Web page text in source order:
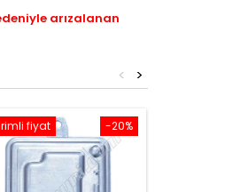
arızalanan
>
<
-20%
fiyat